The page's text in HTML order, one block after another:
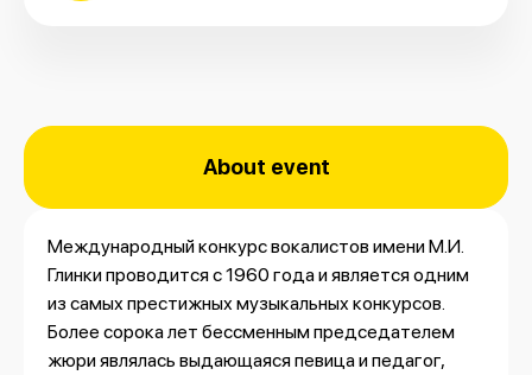
About event
Международный конкурс вокалистов имени М.И.
Глинки проводится с 1960 года и является одним
из самых престижных музыкальных конкурсов.
Более сорока лет бессменным председателем
жюри являлась выдающаяся певица и педагог,